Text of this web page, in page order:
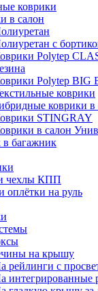
коврики
в салон
с
Polytep
Polytep BIG
коврики
коврики в
STINGRAY
в салон
в багажник
чехлы КПП
оплётки на руль
на крышу
рейлинги с
интегрированные